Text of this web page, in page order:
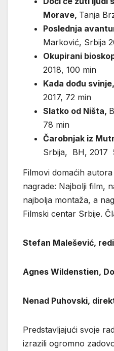
Morave, Tanja
Poslednja
Marković, Srbija
Okupirani
2018, 100 min
Kada dođu svinje,
2017, 72 min
Slatko od Ništa,
78 min
Čarobnjak iz
Srbija, BH, 2017
Filmovi domaćih
nagrade: Najbolji film,
najbolja montaža, a
Filmski centar Srbije.
Stefan Malešević,
Agnes Wildenstien,
Nenad Puhovski,
Predstavljajući svoje
izrazili ogromno